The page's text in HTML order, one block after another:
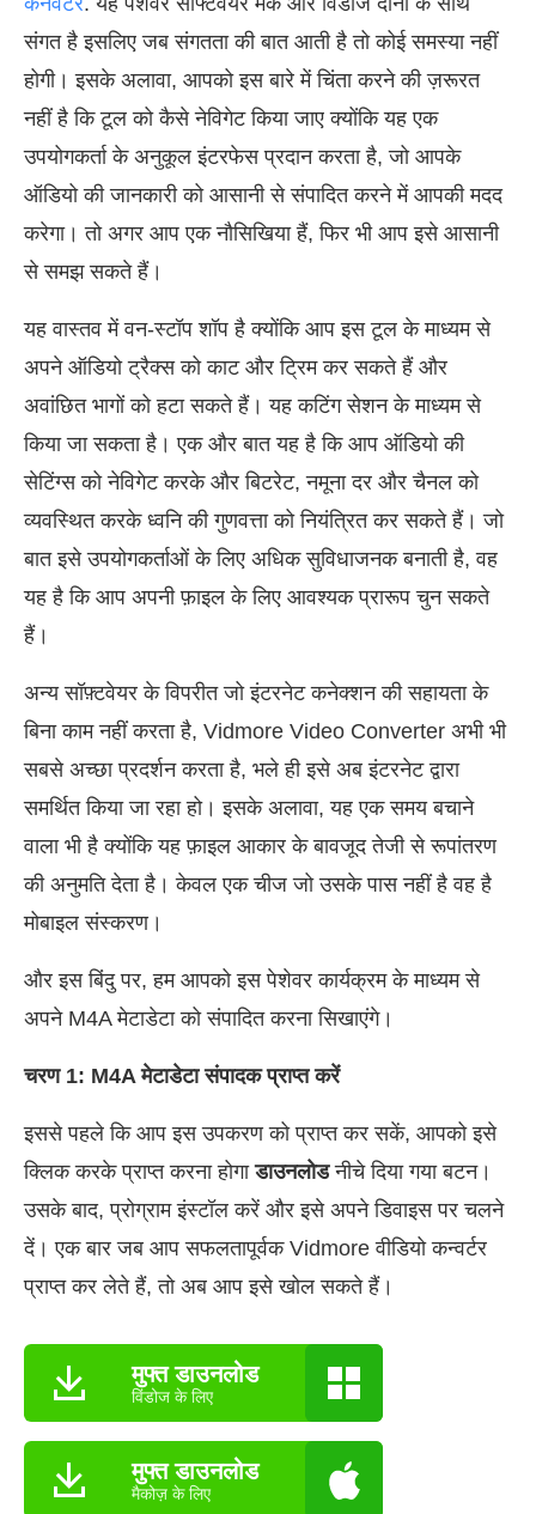
संगत है इसलिए जब संगतता की बात आती है तो कोई समस्या नहीं
होगी। इसके अलावा, आपको इस बारे में चिंता करने की ज़रूरत
नहीं है कि टूल को कैसे नेविगेट किया जाए क्योंकि यह एक
उपयोगकर्ता के अनुकूल इंटरफेस प्रदान करता है, जो आपके
ऑडियो की जानकारी को आसानी से संपादित करने में आपकी मदद
करेगा। तो अगर आप एक नौसिखिया हैं, फिर भी आप इसे आसानी
से समझ सकते हैं।
यह वास्तव में वन-स्टॉप शॉप है क्योंकि आप इस टूल के माध्यम से
अपने ऑडियो ट्रैक्स को काट और ट्रिम कर सकते हैं और
अवांछित भागों को हटा सकते हैं। यह कटिंग सेशन के माध्यम से
किया जा सकता है। एक और बात यह है कि आप ऑडियो की
सेटिंग्स को नेविगेट करके और बिटरेट, नमूना दर और चैनल को
व्यवस्थित करके ध्वनि की गुणवत्ता को नियंत्रित कर सकते हैं। जो
बात इसे उपयोगकर्ताओं के लिए अधिक सुविधाजनक बनाती है, वह
यह है कि आप अपनी फ़ाइल के लिए आवश्यक प्रारूप चुन सकते
हैं।
अन्य सॉफ़्टवेयर के विपरीत जो इंटरनेट कनेक्शन की सहायता के
बिना काम नहीं करता है, Vidmore Video Converter अभी भी
सबसे अच्छा प्रदर्शन करता है, भले ही इसे अब इंटरनेट द्वारा
समर्थित किया जा रहा हो। इसके अलावा, यह एक समय बचाने
वाला भी है क्योंकि यह फ़ाइल आकार के बावजूद तेजी से रूपांतरण
की अनुमति देता है। केवल एक चीज जो उसके पास नहीं है वह है
मोबाइल संस्करण।
और इस बिंदु पर, हम आपको इस पेशेवर कार्यक्रम के माध्यम से
अपने M4A मेटाडेटा को संपादित करना सिखाएंगे।
चरण 1: M4A मेटाडेटा संपादक प्राप्त करें
इससे पहले कि आप इस उपकरण को प्राप्त कर सकें, आपको इसे
क्लिक करके प्राप्त करना होगाडाउनलोडनीचे दिया गया बटन।
उसके बाद, प्रोग्राम इंस्टॉल करें और इसे अपने डिवाइस पर चलने
दें। एक बार जब आप सफलतापूर्वक Vidmore वीडियो कन्वर्टर
प्राप्त कर लेते हैं, तो अब आप इसे खोल सकते हैं।
मुफ्त डाउनलोड
विंडोज के लिए
मुफ्त डाउनलोड
मैकोज़ के लिए